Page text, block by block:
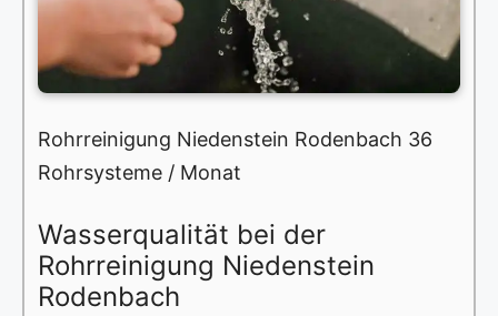
Rohrreinigung Niedenstein Rodenbach 36
Rohrsysteme / Monat
Wasserqualität bei der
Rohrreinigung Niedenstein
Rodenbach